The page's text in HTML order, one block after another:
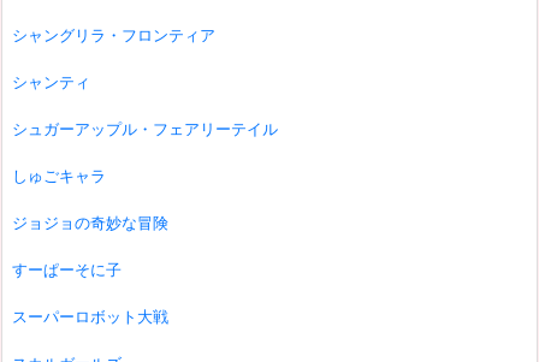
シャングリラ・フロンティア
シャンティ
シュガーアップル・フェアリーテイル
しゅごキャラ
ジョジョの奇妙な冒険
すーぱーそに子
スーパーロボット大戦